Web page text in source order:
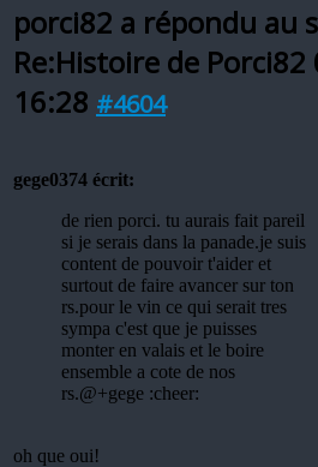
porci82 a répondu au
Re:Histoire de Porci82
16:28 #4604
gege0374 écrit:
de rien porci. tu aurais fait pareil
si je serais dans la panade.je suis
content de pouvoir t'aider et
surtout de faire avancer sur ton
rs.pour le vin ce qui serait tres
sympa c'est que je puisses
monter en valais et le boire
ensemble a cote de nos
rs.@+gege :cheer:
oh que oui!